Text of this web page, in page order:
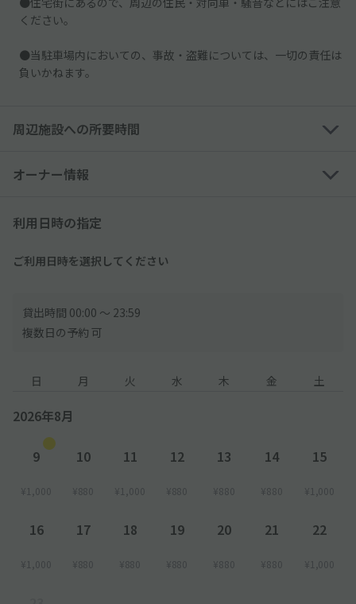
ください。
●当駐車場内においての、事故・盗難については、一切の責任は
負いかねます。
周辺施設への所要時間
オーナー情報
利用日時の指定
ご利用日時を選択してください
貸出時間 00:00 〜 23:59
複数日の予約 可
日 月 火 水 木 金 土
2026年8月
9
¥1,000
10
¥880
11
¥1,000
12
¥880
13
¥880
14
¥880
15
¥1,000
16
¥1,000
17
¥880
18
¥880
19
¥880
20
¥880
21
¥880
22
¥1,000